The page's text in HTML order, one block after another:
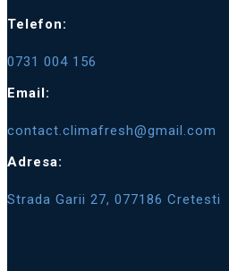
Telefon:
0731 004 156
Email:
contact.climafresh@gmail.com
Adresa:
Strada Garii 27, 077186 Cretesti